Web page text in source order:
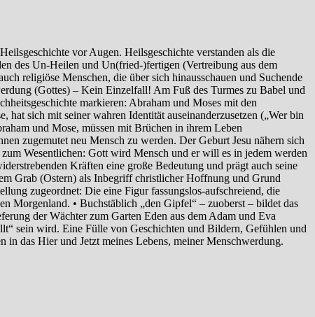
vor Augen. Heilsgeschichte verstanden als die
des Un-Heilen und Un(fried-)fertigen (Vertreibung aus dem
religiöse Menschen, die über sich hinausschauen und Suchende
(Gottes) – Kein Einzelfall! Am Fuß des Turmes zu Babel und
markieren: Abraham und Moses mit den
sich mit seiner wahren Identität auseinanderzusetzen („Wer bin
und Mose, müssen mit Brüchen in ihrem Leben
zugemutet neu Mensch zu werden. Der Geburt Jesu nähern sich
Wesentlichen: Gott wird Mensch und er will es in jedem werden
Kräften eine große Bedeutung und prägt auch seine
Grab (Ostern) als Inbegriff christlicher Hoffnung und Grund
zugeordnet: Die eine Figur fassungslos-aufschreiend, die
Morgenland. • Buchstäblich „den Gipfel“ – zuoberst – bildet das
der Wächter zum Garten Eden aus dem Adam und Eva
sein wird. Eine Fülle von Geschichten und Bildern, Gefühlen und
das Hier und Jetzt meines Lebens, meiner Menschwerdung.